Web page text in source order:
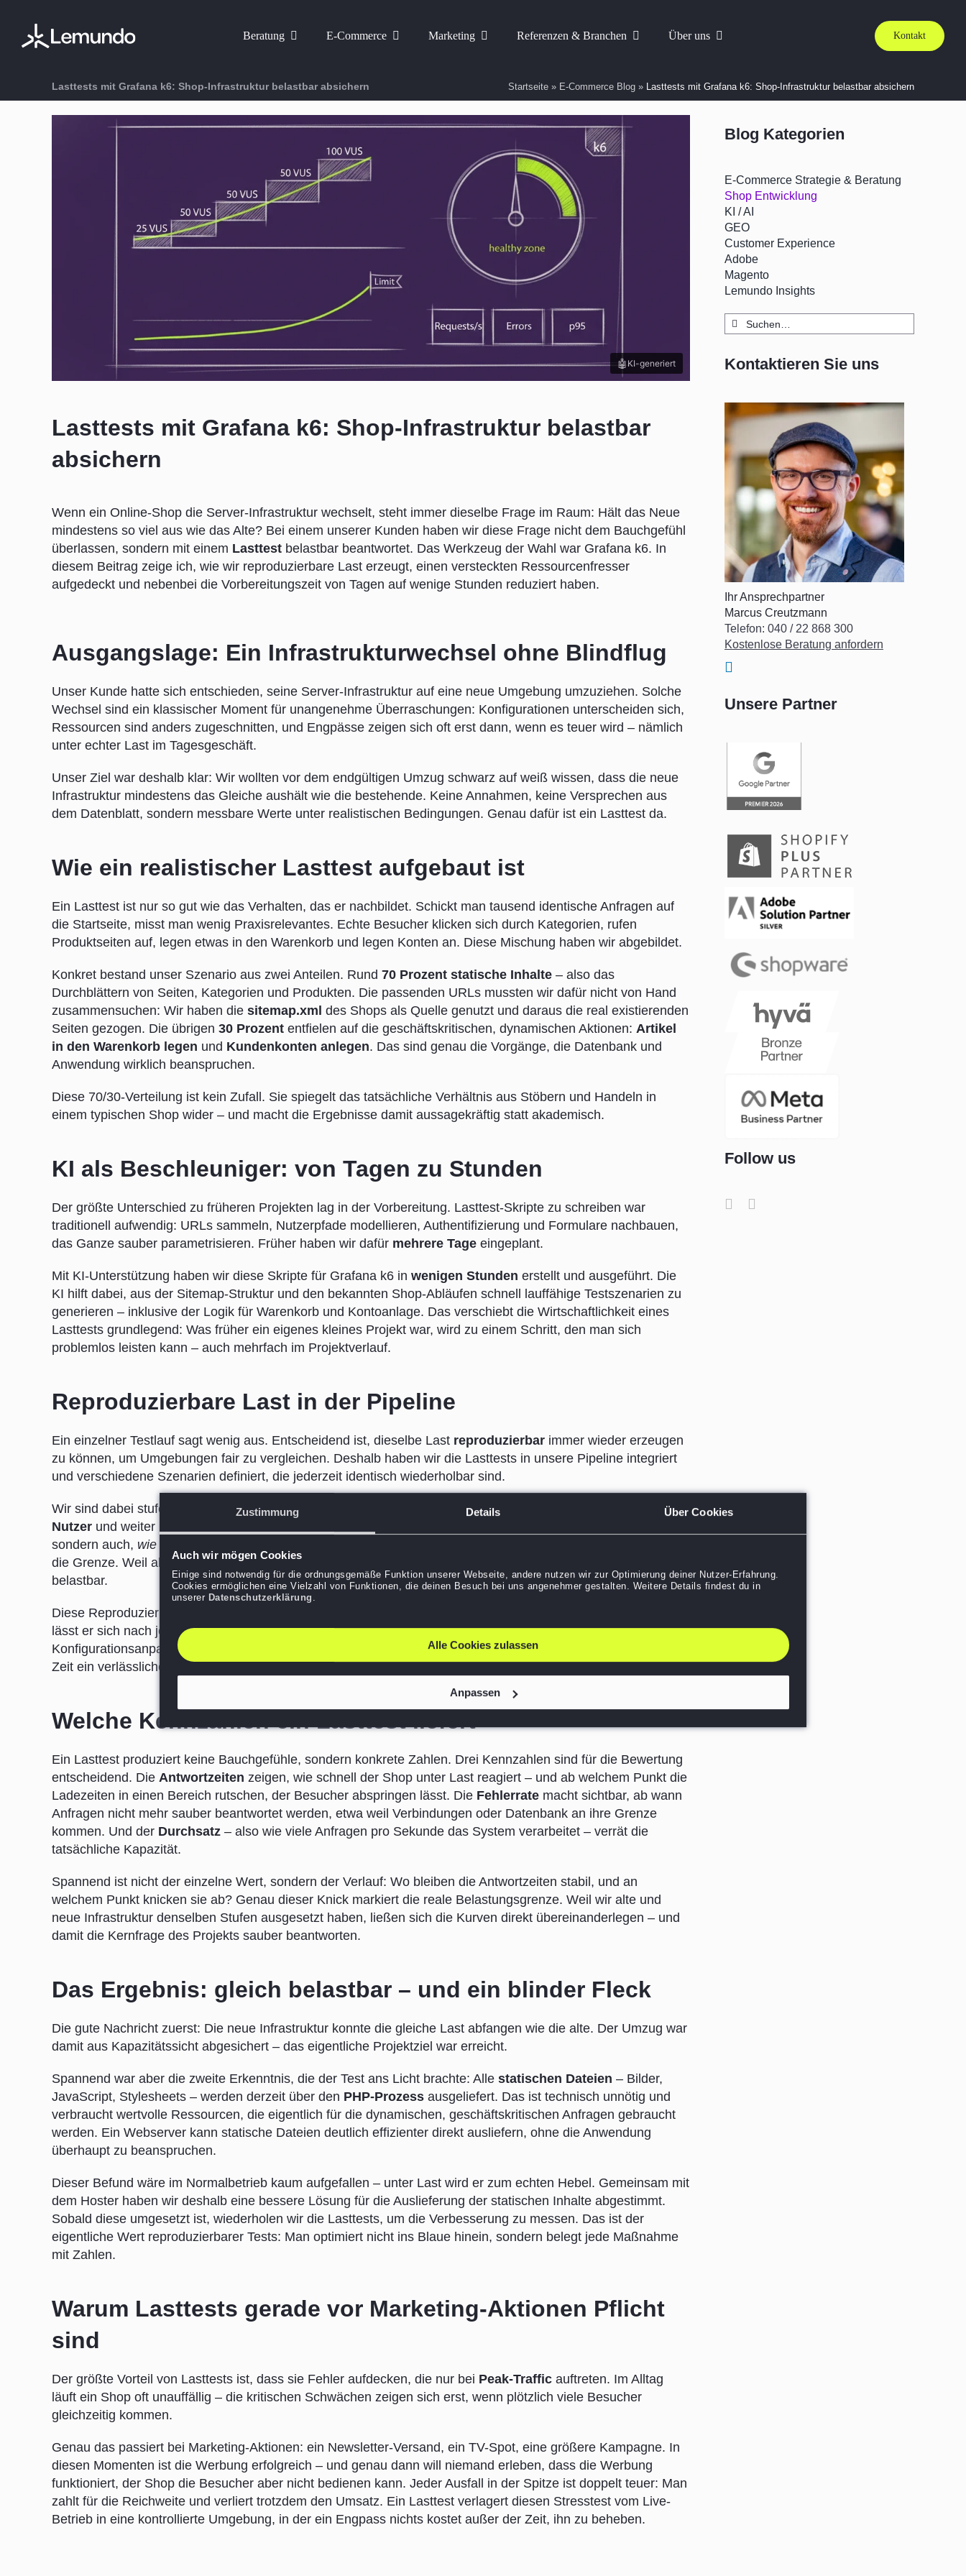
Zustimmung Details Über Cookies
Auch wir mögen Cookies
Einige sind notwendig für die ordnungsgemäße Funktion unserer Webseite, andere nutzen wir zur Optimierung deiner Nutzer-Erfahrung.
Cookies ermöglichen eine Vielzahl von Funktionen, die deinen Besuch bei uns angenehmer gestalten. Weitere Details findest du in
unserer Datenschutzerklärung .
Anpassen
Alle Cookies zulassen
springen
Beratung E-Commerce Marketing Referenzen & Branchen Über uns Kontakt
Lasttests mit Grafana k6: Shop-Infrastruktur belastbar absichern Startseite » E-Commerce Blog » Lasttests mit Grafana k6: Shop-Infrastruktur belastbar absichern
KI-generiert
Lasttests mit Grafana k6: Shop-Infrastruktur belastbar
absichern
Wenn ein Online-Shop die Server-Infrastruktur wechselt, steht immer dieselbe Frage im Raum: Hält das Neue
mindestens so viel aus wie das Alte? Bei einem unserer Kunden haben wir diese Frage nicht dem Bauchgefühl
überlassen, sondern mit einem Lasttestbelastbar beantwortet. Das Werkzeug der Wahl war Grafana k6. In
diesem Beitrag zeige ich, wie wir reproduzierbare Last erzeugt, einen versteckten Ressourcenfresser
aufgedeckt und nebenbei die Vorbereitungszeit von Tagen auf wenige Stunden reduziert haben.
Ausgangslage: Ein Infrastrukturwechsel ohne Blindflug
Unser Kunde hatte sich entschieden, seine Server-Infrastruktur auf eine neue Umgebung umzuziehen. Solche
Wechsel sind ein klassischer Moment für unangenehme Überraschungen: Konfigurationen unterscheiden sich,
Ressourcen sind anders zugeschnitten, und Engpässe zeigen sich oft erst dann, wenn es teuer wird – nämlich
unter echter Last im Tagesgeschäft.
Unser Ziel war deshalb klar: Wir wollten vor dem endgültigen Umzug schwarz auf weiß wissen, dass die neue
Infrastruktur mindestens das Gleiche aushält wie die bestehende. Keine Annahmen, keine Versprechen aus
dem Datenblatt, sondern messbare Werte unter realistischen Bedingungen. Genau dafür ist ein Lasttest da.
Wie ein realistischer Lasttest aufgebaut ist
Ein Lasttest ist nur so gut wie das Verhalten, das er nachbildet. Schickt man tausend identische Anfragen auf
die Startseite, misst man wenig Praxisrelevantes. Echte Besucher klicken sich durch Kategorien, rufen
Produktseiten auf, legen etwas in den Warenkorb und legen Konten an. Diese Mischung haben wir abgebildet.
Konkret bestand unser Szenario aus zwei Anteilen. Rund 70 Prozent statische Inhalte– also das
Durchblättern von Seiten, Kategorien und Produkten. Die passenden URLs mussten wir dafür nicht von Hand
zusammensuchen: Wir haben die sitemap.xml des Shops als Quelle genutzt und daraus die real existierenden
Seiten gezogen. Die übrigen 30 Prozententfielen auf die geschäftskritischen, dynamischen Aktionen: Artikel
in den Warenkorb legen und Kundenkonten anlegen. Das sind genau die Vorgänge, die Datenbank und
Anwendung wirklich beanspruchen.
Diese 70/30-Verteilung ist kein Zufall. Sie spiegelt das tatsächliche Verhältnis aus Stöbern und Handeln in
einem typischen Shop wider – und macht die Ergebnisse damit aussagekräftig statt akademisch.
KI als Beschleuniger: von Tagen zu Stunden
Der größte Unterschied zu früheren Projekten lag in der Vorbereitung. Lasttest-Skripte zu schreiben war
traditionell aufwendig: URLs sammeln, Nutzerpfade modellieren, Authentifizierung und Formulare nachbauen,
das Ganze sauber parametrisieren. Früher haben wir dafür mehrere Tageeingeplant.
Mit KI-Unterstützung haben wir diese Skripte für Grafana k6 in wenigen Stunden erstellt und ausgeführt. Die
KI hilft dabei, aus der Sitemap-Struktur und den bekannten Shop-Abläufen schnell lauffähige Testszenarien zu
generieren – inklusive der Logik für Warenkorb und Kontoanlage. Das verschiebt die Wirtschaftlichkeit eines
Lasttests grundlegend: Was früher ein eigenes kleines Projekt war, wird zu einem Schritt, den man sich
problemlos leisten kann – auch mehrfach im Projektverlauf.
Reproduzierbare Last in der Pipeline
Ein einzelner Testlauf sagt wenig aus. Entscheidend ist, dieselbe Last reproduzierbarimmer wieder erzeugen
zu können, um Umgebungen fair zu vergleichen. Deshalb haben wir die Lasttests in unsere Pipeline integriert
und verschiedene Szenarien definiert, die jederzeit identisch wiederholbar sind.
Wir sind dabei stufenweise vorgegangen – etwa von 25 gleichzeitigen Nutzern über fünf Minuten
50
Nutzerund weiter nach oben. So lässt sich nicht nur prüfen, ob ein System eine bestimmte Last verkraftet,
sondern auch, wiees sich beim Hochfahren verhält: Wo steigen die Antwortzeiten, wo beginnen Fehler, wo liegt
die Grenze. Weil alte und neue Infrastruktur exakt denselben Szenarien ausgesetzt wurden, war der Vergleich
belastbar.
Diese Reproduzierbarkeit zahlt sich über das einzelne Projekt hinaus aus. Steht der Test einmal in der Pipeline,
lässt er sich nach jeder größeren Änderung erneut auslösen – nach einem Update, einer
Konfigurationsanpassung oder eben nach der Optimierung der statischen Auslieferung. So entsteht über die
Zeit ein verlässliches Bild davon, wie sich die Performance entwickelt, statt punktueller Momentaufnahmen.
Welche Kennzahlen ein Lasttest liefert
Ein Lasttest produziert keine Bauchgefühle, sondern konkrete Zahlen. Drei Kennzahlen sind für die Bewertung
entscheidend. Die Antwortzeiten zeigen, wie schnell der Shop unter Last reagiert – und ab welchem Punkt die
Ladezeiten in einen Bereich rutschen, der Besucher abspringen lässt. Die Fehlerratemacht sichtbar, ab wann
Anfragen nicht mehr sauber beantwortet werden, etwa weil Verbindungen oder Datenbank an ihre Grenze
kommen. Und der Durchsatz– also wie viele Anfragen pro Sekunde das System verarbeitet – verrät die
tatsächliche Kapazität.
Spannend ist nicht der einzelne Wert, sondern der Verlauf: Wo bleiben die Antwortzeiten stabil, und an
welchem Punkt knicken sie ab? Genau dieser Knick markiert die reale Belastungsgrenze. Weil wir alte und
neue Infrastruktur denselben Stufen ausgesetzt haben, ließen sich die Kurven direkt übereinanderlegen – und
damit die Kernfrage des Projekts sauber beantworten.
Das Ergebnis: gleich belastbar – und ein blinder Fleck
Die gute Nachricht zuerst: Die neue Infrastruktur konnte die gleiche Last abfangen wie die alte. Der Umzug war
damit aus Kapazitätssicht abgesichert – das eigentliche Projektziel war erreicht.
Spannend war aber die zweite Erkenntnis, die der Test ans Licht brachte: Alle statischen Dateien – Bilder,
JavaScript, Stylesheets – werden derzeit über den PHP-Prozessausgeliefert. Das ist technisch unnötig und
verbraucht wertvolle Ressourcen, die eigentlich für die dynamischen, geschäftskritischen Anfragen gebraucht
werden. Ein Webserver kann statische Dateien deutlich effizienter direkt ausliefern, ohne die Anwendung
überhaupt zu beanspruchen.
Dieser Befund wäre im Normalbetrieb kaum aufgefallen – unter Last wird er zum echten Hebel. Gemeinsam mit
dem Hoster haben wir deshalb eine bessere Lösung für die Auslieferung der statischen Inhalte abgestimmt.
Sobald diese umgesetzt ist, wiederholen wir die Lasttests, um die Verbesserung zu messen. Das ist der
eigentliche Wert reproduzierbarer Tests: Man optimiert nicht ins Blaue hinein, sondern belegt jede Maßnahme
mit Zahlen.
Warum Lasttests gerade vor Marketing-Aktionen Pflicht
sind
Der größte Vorteil von Lasttests ist, dass sie Fehler aufdecken, die nur bei Peak-Trafficauftreten. Im Alltag
läuft ein Shop oft unauffällig – die kritischen Schwächen zeigen sich erst, wenn plötzlich viele Besucher
gleichzeitig kommen.
Genau das passiert bei Marketing-Aktionen: ein Newsletter-Versand, ein TV-Spot, eine größere Kampagne. In
diesen Momenten ist die Werbung erfolgreich – und genau dann will niemand erleben, dass die Werbung
funktioniert, der Shop die Besucher aber nicht bedienen kann. Jeder Ausfall in der Spitze ist doppelt teuer: Man
zahlt für die Reichweite und verliert trotzdem den Umsatz. Ein Lasttest verlagert diesen Stresstest vom Live-
Betrieb in eine kontrollierte Umgebung, in der ein Engpass nichts kostet außer der Zeit, ihn zu beheben.
Blog Kategorien
E-Commerce Strategie & Beratung
Shop Entwicklung
KI / AI
GEO
Customer Experience
Adobe
Magento
Lemundo Insights
Suche
nach:
Kontaktieren Sie uns
Ihr Ansprechpartner
Marcus Creutzmann
Telefon: 040 / 22 868 300
Kostenlose Beratung anfordern
Unsere Partner
Follow us